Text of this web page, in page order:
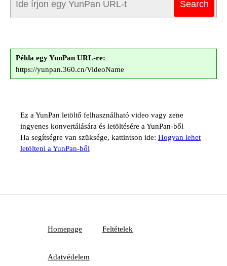
Példa egy YunPan URL-re:
https://yunpan.360.cn/VideoName
Ez a YunPan letöltő felhasználható video vagy zene
ingyenes konvertálására és letöltésére a YunPan-ből
Ha segítségre van szüksége, kattintson ide: Hogyan lehet
letölteni a YunPan-ből
Homepage Feltételek
Adatvédelem